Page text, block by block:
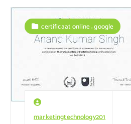
marketingtechnology201
certificaat online,google